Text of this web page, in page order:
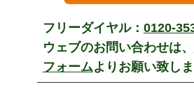
フリーダイヤル： 0120-
ウェブのお問い合わせは、
フォームよりお願い致しま